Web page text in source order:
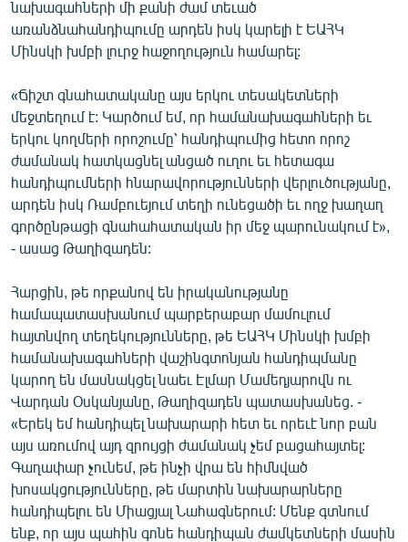
ՏՏ ԵՒ ԻՆՏԵՐՆԵՏ
ԿՈՐՈՆԱՎԻՐՈՒՍ
ԱՐԽԻՎ
ՏԵՍԱՆՅՈՒԹԵՐ
ԲԱՆԱՎԵՃ
ՁԳՏԵԼՈՎ ԼԱՎԱԳՈՒՅՆԻՆ
ՓՈԴՔԱՍԹ
English
Русский
ՀԵՏԵՎԵՔ ՄԵԶ
«Ազատության» բոլոր կայքերը
նախագահների մի քանի ժամ տեւած
առանձնահանդիպումը արդեն իսկ կարելի է ԵԱՀԿ
Մինսկի խմբի լուրջ հաջողություն համարել:
«Ճիշտ գնահատականը այս երկու տեսակետների
մեջտեղում է: Կարծում եմ, որ համանախագահների եւ
երկու կողմերի որոշումը՝ հանդիպումից հետո որոշ
ժամանակ հատկացնել անցած ուղու եւ հետագա
հանդիպումների հնարավորությունների վերլուծությանը,
արդեն իսկ Ռամբուեյում տեղի ունեցածի եւ ողջ խաղաղ
գործընթացի գնահահատական իր մեջ պարունակում է»,
- ասաց Թաղիզադեն:
Հարցին, թե որքանով են իրականությանը
համապատասխանում պարբերաբար մամուլում
հայտնվող տեղեկությունները, թե ԵԱՀԿ Մինսկի խմբի
համանախագահների վաշինգտոնյան հանդիպմանը
կարող են մասնակցել նաեւ Էլմար Մամեդյարովն ու
Վարդան Օսկանյանը, Թաղիզադեն պատասխանեց. -
«Երեկ եմ հանդիպել նախարարի հետ եւ որեւէ նոր բան
այս առումով այդ զրույցի ժամանակ չեմ բացահայտել:
Գաղափար չունեմ, թե ինչի վրա են հիմնված
խոսակցությունները, թե մարտին նախարարները
հանդիպելու են Միացյալ Նահագներում: Մենք գտնում
ենք, որ այս պահին գոնե հանդիպան ժամկետների մասին